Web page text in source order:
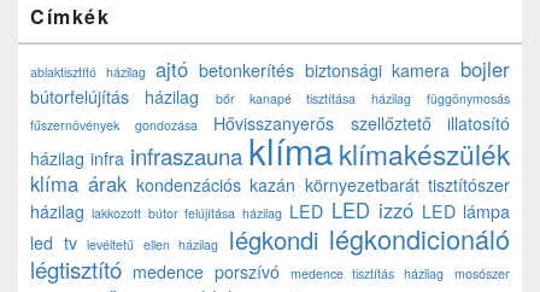
Címkék
ablaktisztító házilag ajtó betonkerítés biztonsági kamera bojler
bútorfelújítás házilag bőr kanapé tisztítása házilag
függönymosás
fűszernövények gondozása
Hővisszanyerős szellőztető
illatosító
házilag infra infraszauna klímaklímakészülék
klíma árak kondenzációs kazán környezetbarát tisztítószer
házilag lakkozott bútor felújítása házilag LED LED izzó LED lámpa
led tv levéltetű ellen házilag légkondi légkondicionáló
légtisztító medence porszívó medence tisztítás házilag
mosószer